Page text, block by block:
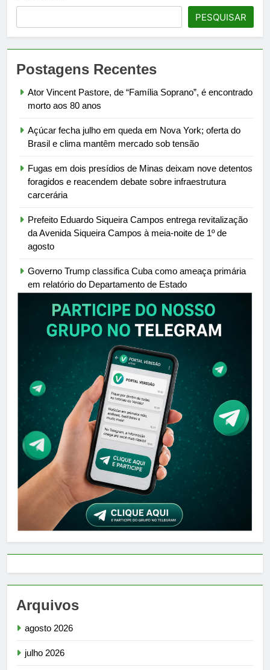
PESQUISAR
Postagens Recentes
Ator Vincent Pastore, de “Família Soprano”, é encontrado
morto aos 80 anos
Açúcar fecha julho em queda em Nova York; oferta do
Brasil e clima mantêm mercado sob tensão
Fugas em dois presídios de Minas deixam nove detentos
foragidos e reacendem debate sobre infraestrutura
carcerária
Prefeito Eduardo Siqueira Campos entrega revitalização
da Avenida Siqueira Campos à meia-noite de 1º de
agosto
Governo Trump classifica Cuba como ameaça primária
em relatório do Departamento de Estado
Arquivos
agosto 2026
julho 2026